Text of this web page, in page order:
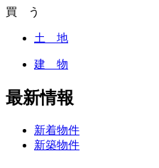
買 う
土 地
建 物
最新情報
新着物件
新築物件